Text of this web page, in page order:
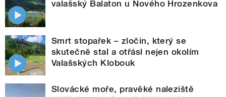
valašský Balaton u Nového Hrozenkova
Smrt stopařek – zločin, který se
skutečně stal a otřásl nejen okolím
Valašských Klobouk
Slovácké moře, pravěké naleziště